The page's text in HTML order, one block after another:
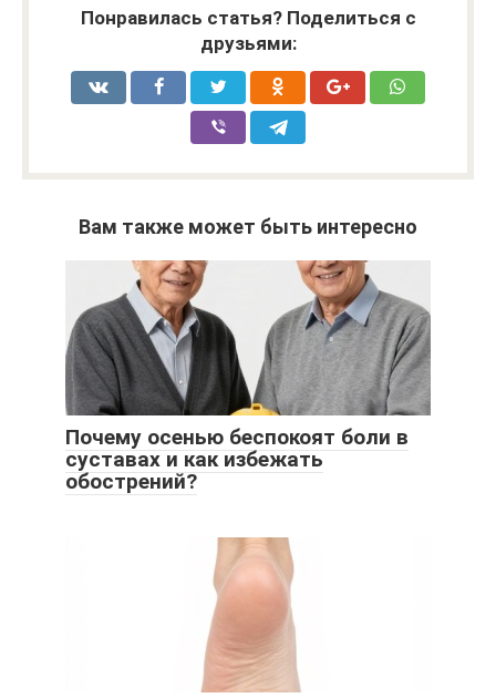
Понравилась статья? Поделиться с
друзьями:
Вам также может быть интересно
Почему осенью беспокоят боли в
суставах и как избежать
обострений?